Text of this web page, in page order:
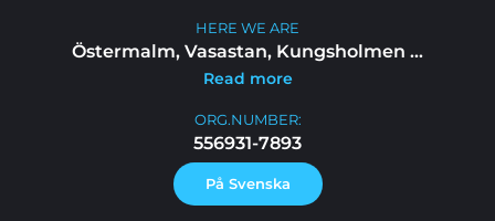
ORG.NUMBER:
556931-7893
På Svenska
HERE WE ARE
Östermalm, Vasastan, Kungsholmen ...
Read more